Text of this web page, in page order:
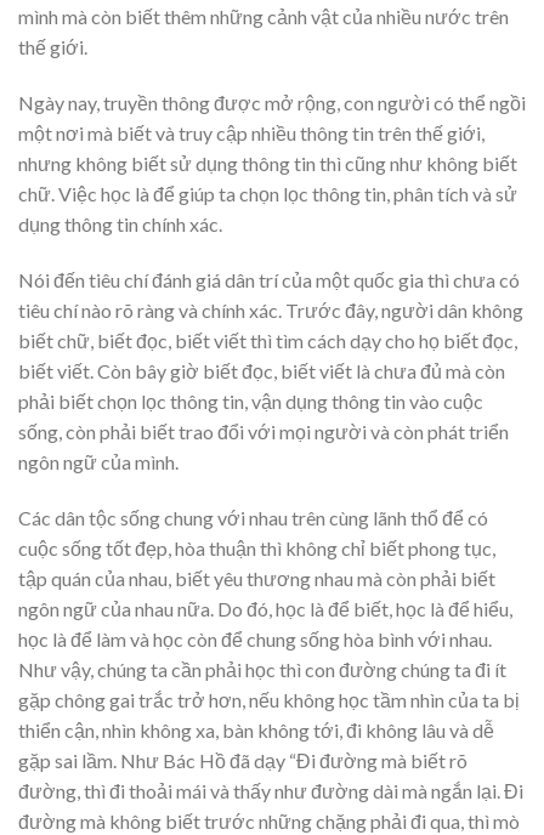
mình mà còn biết thêm những cảnh vật của nhiều nước trên
thế giới.
Ngày nay, truyền thông được mở rộng, con người có thể ngồi
một nơi mà biết và truy cập nhiều thông tin trên thế giới,
nhưng không biết sử dụng thông tin thì cũng như không biết
chữ. Việc học là để giúp ta chọn lọc thông tin, phân tích và sử
dụng thông tin chính xác.
Nói đến tiêu chí đánh giá dân trí của một quốc gia thì chưa có
tiêu chí nào rõ ràng và chính xác. Trước đây, người dân không
biết chữ, biết đọc, biết viết thì tìm cách dạy cho họ biết đọc,
biết viết. Còn bây giờ biết đọc, biết viết là chưa đủ mà còn
phải biết chọn lọc thông tin, vận dụng thông tin vào cuộc
sống, còn phải biết trao đổi với mọi người và còn phát triển
ngôn ngữ của mình.
Các dân tộc sống chung với nhau trên cùng lãnh thổ để có
cuộc sống tốt đẹp, hòa thuận thì không chỉ biết phong tục,
tập quán của nhau, biết yêu thương nhau mà còn phải biết
ngôn ngữ của nhau nữa. Do đó, học là để biết, học là để hiểu,
học là để làm và học còn để chung sống hòa bình với nhau.
Như vậy, chúng ta cần phải học thì con đường chúng ta đi ít
gặp chông gai trắc trở hơn, nếu không học tầm nhìn của ta bị
thiển cận, nhìn không xa, bàn không tới, đi không lâu và dễ
gặp sai lầm. Như Bác Hồ đã dạy “Đi đường mà biết rõ
đường, thì đi thoải mái và thấy như đường dài mà ngắn lại. Đi
đường mà không biết trước những chặng phải đi qua, thì mò